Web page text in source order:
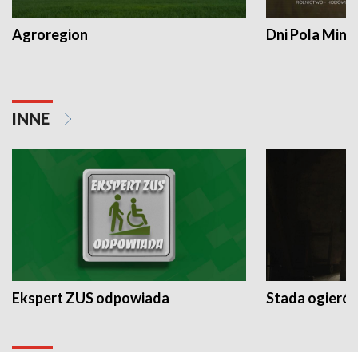
Agroregion Dni Pola
INNE
Ekspert ZUS odpowiada Stada